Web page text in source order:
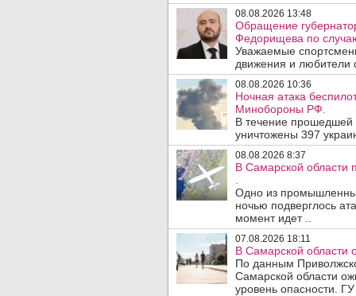
08.08.2026 13:48
Обращение
Федорищева по
Уважаемые
движения и любители
08.08.2026 10:36
Ночная атака
Минобороны РФ.
В течение
уничтожены 397
08.08.2026 8:37
В Самарской области
Одно из
ночью подверглось
момент идет ..
07.08.2026 18:11
В Самарской области
По данным
Самарской области
уровень опасности.